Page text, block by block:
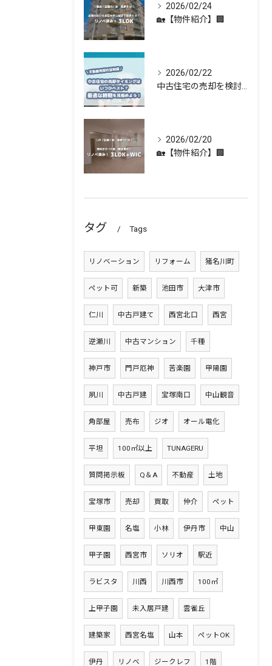
2026/02/24
🏡【物件紹介】🏢
2026/02/22
2026/02/20
🏡【物件紹介】🏢
タグ Tags
リノベーション リフォーム 猪名川町
ペット可 新築 池田市 大津市
仁川 中古戸建て 西宮北口 西宮
逆瀬川 中古マンション 千種
神戸市 門戸厄神 苦楽園 甲陽園
夙川 中古戸建 宝塚南口 中山観音
角部屋 売布 ジオ オール電化
平坦 100㎡以上 TUNAGERU
質問掲示板 Q＆A 不動産 土地
宝塚市 売却 買取 仲介 ペット
甲東園 名塩 小林 伊丹市 中山
甲子園 西宮市 ソリオ 駅近
ラビスタ 川西 川西市 100㎡
上甲子園 未入居戸建 雲雀丘
建築家 西宮名塩 山本 ペットOK
伊丹 リノベ ジークレフ 1階